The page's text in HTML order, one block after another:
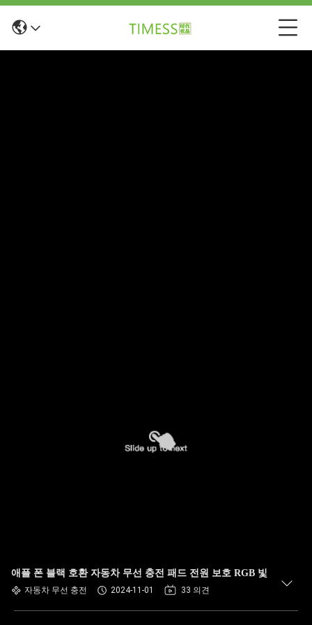
애플 폰 블랙 호환 자동차 무선 충전 패드 전원 보호 RGB 빛
자동차 무선 충전 2024-11-01 33 의견